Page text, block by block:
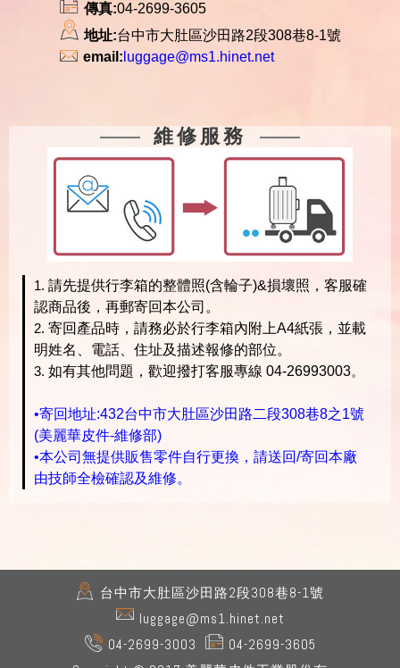
傳真:04-2699-3605
地址:台中市大肚區沙田路2段308巷8-1號
email: luggage@ms1.hinet.net
維修服務
請先提供行李箱的整體照(含輪子)&損壞照，客服確
認商品後，再郵寄回本公司。
寄回產品時，請務必於行李箱內附上A4紙張，並載
明姓名、電話、住址及描述報修的部位。
如有其他問題，歡迎撥打客服專線 04-26993003。
•寄回地址:432台中市大肚區沙田路二段308巷8之1號
(美麗華皮件-維修部)
•本公司無提供販售零件自行更換，請送回/寄回本廠
由技師全檢確認及維修。
台中市大肚區沙田路2段308巷8-1號
luggage@ms1.hinet.net
04-2699-3003
04-2699-3605